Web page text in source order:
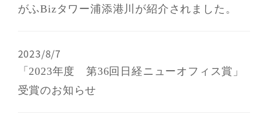
がふBizタワー浦添港川が紹介されました。
「2023年度 第36回日経ニューオフィス賞」
受賞のお知らせ
2023/8/7